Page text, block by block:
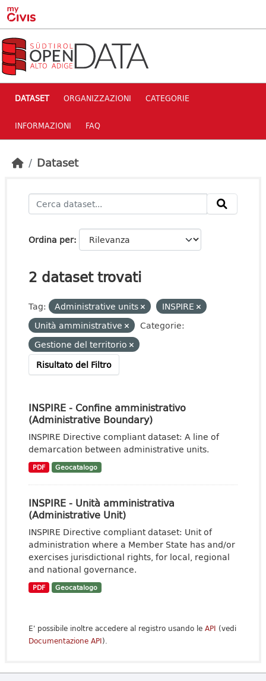
Skip to main content
DATASET ORGANIZZAZIONI CATEGORIE
INFORMAZIONI FAQ
Dataset
Ordina per
2 dataset trovati
Tag: Administrative units
INSPIRE
Unità amministrative
Categorie:
Gestione del territorio
Risultato del Filtro
INSPIRE - Confine amministrativo
(Administrative Boundary)
INSPIRE Directive compliant dataset: A line of
demarcation between administrative units.
PDF Geocatalogo
INSPIRE - Unità amministrativa
(Administrative Unit)
INSPIRE Directive compliant dataset: Unit of
administration where a Member State has and/or
exercises jurisdictional rights, for local, regional
and national governance.
PDF Geocatalogo
E' possibile inoltre accedere al registro usando le API (vedi
Documentazione API).